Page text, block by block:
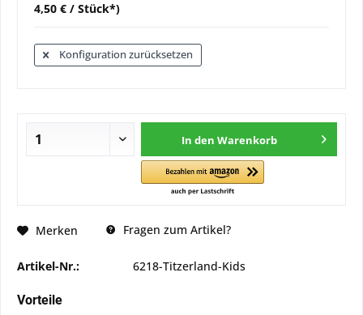
4,50 € / Stück*)
Konfiguration zurücksetzen
In den Warenkorb
Merken Fragen zum Artikel?
Artikel-Nr.: 6218-Titzerland-Kids
Vorteile